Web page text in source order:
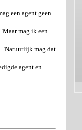
een agent geen
mag ik een
"Natuurlijk mag dat
agent en